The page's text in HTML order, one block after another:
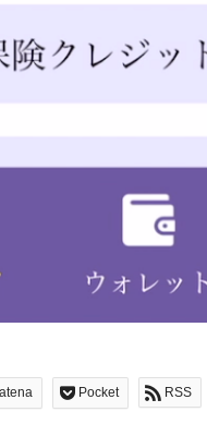
Pocket RSS